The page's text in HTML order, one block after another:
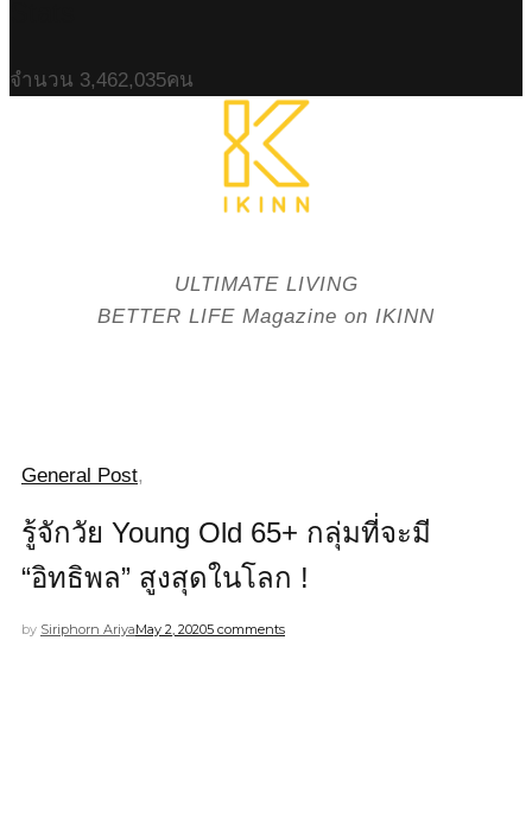
จำนวน 3,462,035คน
ULTIMATE LIVING
BETTER LIFE Magazine on IKINN
General Post,
รู้จักวัย Young Old 65+ กลุ่มที่จะมี
“อิทธิพล” สูงสุดในโลก !
by Siriphorn AriyaMay 2, 20205 comments